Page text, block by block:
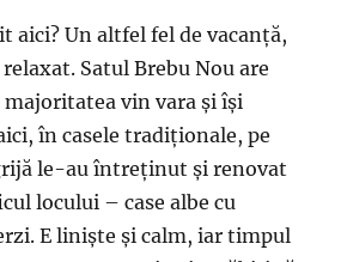
aici? Un altfel fel de vacanță,
Satul Brebu Nou are
vin vara și își
în casele tradiționale, pe
le-au întreținut și renovat
locului – case albe cu
E liniște și calm, iar timpul